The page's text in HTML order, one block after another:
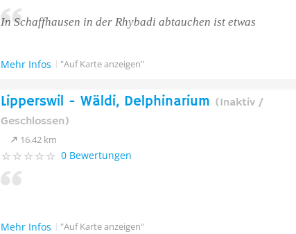
In Schaffhausen in der Rhybadi abtauchen ist etwas
Mehr Infos "Auf Karte anzeigen"
Lipperswil - Wäldi, Delphinarium (Inaktiv /
Geschlossen)
16.42 km
0 Bewertungen
Mehr Infos "Auf Karte anzeigen"